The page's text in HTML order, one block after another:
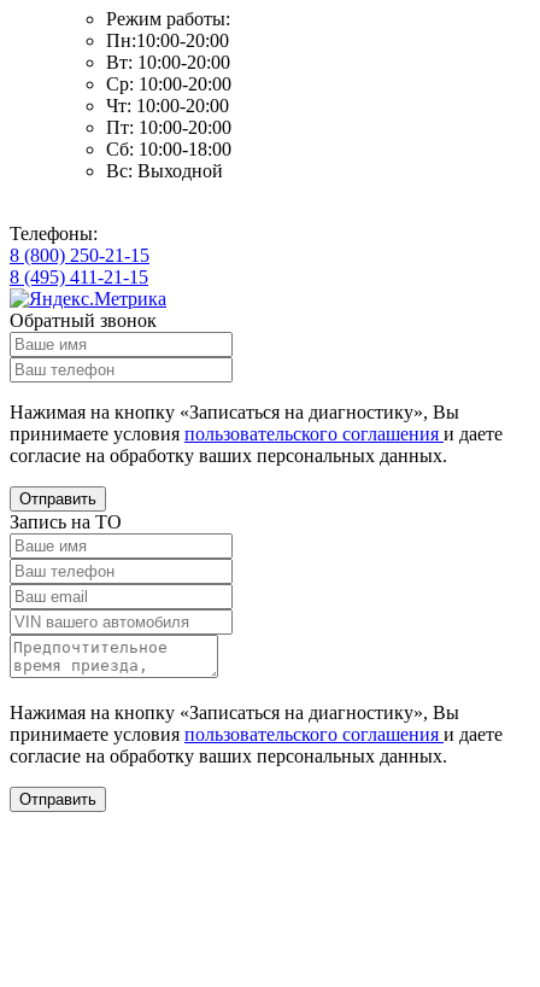
Режим работы:
Пн:10:00-20:00
Вт: 10:00-20:00
Ср: 10:00-20:00
Чт: 10:00-20:00
Пт: 10:00-20:00
Сб: 10:00-18:00
Вс: Выходной
Телефоны:
8 (800) 250-21-15
8 (495) 411-21-15
Обратный звонок
Нажимая на кнопку «Записаться на диагностику», Вы
принимаете условия пользовательского соглашения и даете
согласие на обработку ваших персональных данных.
Отправить
Запись на ТО
Нажимая на кнопку «Записаться на диагностику», Вы
принимаете условия пользовательского соглашения и даете
согласие на обработку ваших персональных данных.
Отправить